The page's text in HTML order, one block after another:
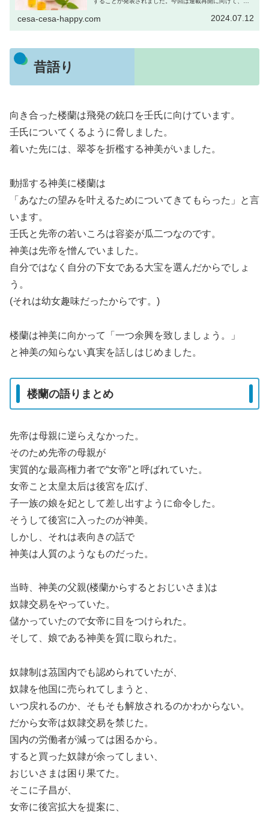
cesa-cesa-happy.com 2024.07.12
昔語り
向き合った楼蘭は飛発の銃口を壬氏に向けています。
壬氏についてくるように脅しました。
着いた先には、翠苓を折檻する神美がいました。
動揺する神美に楼蘭は
「あなたの望みを叶えるためについてきてもらった」と言
います。
壬氏と先帝の若いころは容姿が瓜二つなのです。
神美は先帝を憎んでいました。
自分ではなく自分の下女である大宝を選んだからでしょ
う。
(それは幼女趣味だったからです。)
楼蘭は神美に向かって「一つ余興を致しましょう。」
と神美の知らない真実を話しはじめました。
楼蘭の語りまとめ
先帝は母親に逆らえなかった。
そのため先帝の母親が
実質的な最高権力者で“女帝”と呼ばれていた。
女帝こと太皇太后は後宮を広げ、
子一族の娘を妃として差し出すように命令した。
そうして後宮に入ったのが神美。
しかし、それは表向きの話で
神美は人質のようなものだった。
当時、神美の父親(楼蘭からするとおじいさま)は
奴隷交易をやっていた。
儲かっていたので女帝に目をつけられた。
そして、娘である神美を質に取られた。
奴隷制は茘国内でも認められていたが、
奴隷を他国に売られてしまうと、
いつ戻れるのか、そもそも解放されるのかわからない。
だから女帝は奴隷交易を禁じた。
国内の労働者が減っては困るから。
すると買った奴隷が余ってしまい、
おじいさまは困り果てた。
そこに子昌が、
女帝に後宮拡大を提案に、